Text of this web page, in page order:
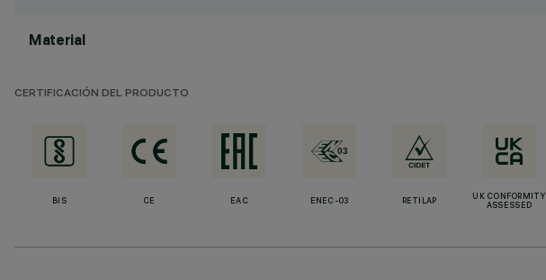
Material
CERTIFICACIÓN DEL PRODUCTO
BIS CE EAC ENEC-03 RETILAP
UK CONFORMITY
ASSESSED